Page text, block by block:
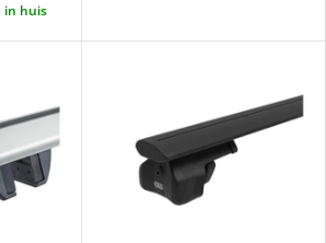
in huis